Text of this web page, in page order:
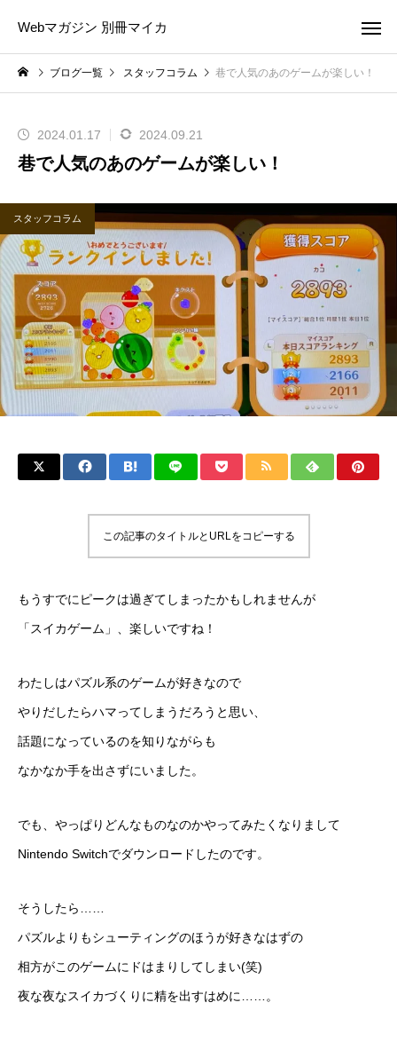
Webマガジン 別冊マイカ
ブログ一覧 スタッフコラム 巷で人気のあのゲームが楽しい！
2024.01.17 2024.09.21
巷で人気のあのゲームが楽しい！
スタッフコラム
この記事のタイトルとURLをコピーする
もうすでにピークは過ぎてしまったかもしれませんが
「スイカゲーム」、楽しいですね！
わたしはパズル系のゲームが好きなので
やりだしたらハマってしまうだろうと思い、
話題になっているのを知りながらも
なかなか手を出さずにいました。
でも、やっぱりどんなものなのかやってみたくなりまして
Nintendo Switchでダウンロードしたのです。
そうしたら……
パズルよりもシューティングのほうが好きなはずの
相方がこのゲームにドはまりしてしまい(笑)
夜な夜なスイカづくりに精を出すはめに……。